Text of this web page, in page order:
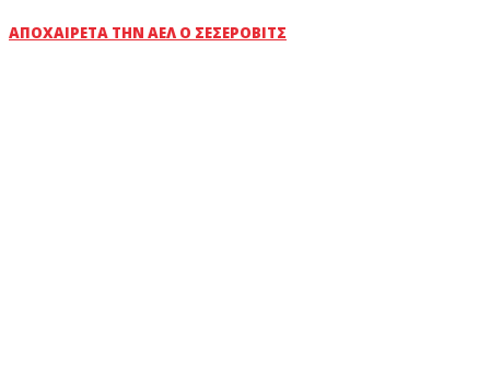
ΑΠΟΧΑΙΡΕΤΆ ΤΗΝ ΑΕΛ Ο ΣΕΣΈΡΟΒΙΤΣ